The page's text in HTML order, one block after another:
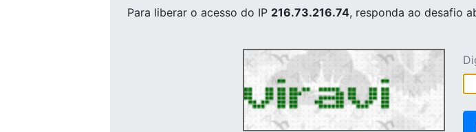
Para liberar o acesso do IP 216.73.216.74, responda ao desafio